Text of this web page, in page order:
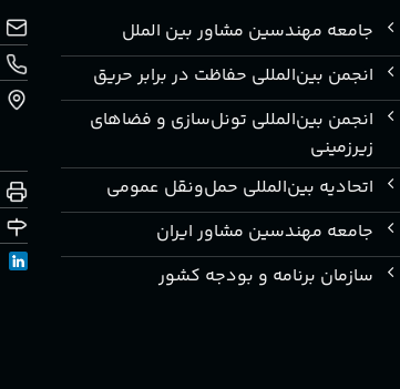
جامعه مهندسین مشاور بین الملل
انجمن بین‌المللی حفاظت در برابر حریق
انجمن بین‌المللی تونل‌سازی و فضاهای
زیرزمینی
اتحادیه بین‌المللی حمل‌ونقل عمومی
جامعه مهندسین مشاور ایران
سازمان برنامه و بودجه کشور